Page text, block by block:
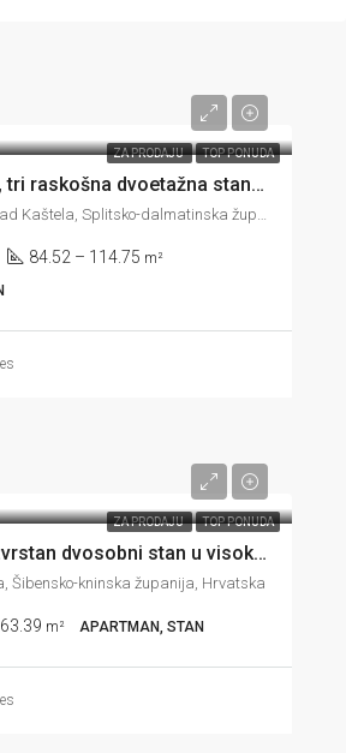
ZA PRODAJU TOP PONUDA
Kaštel Štafilić, tri raskošna dvoetažna stana u trećem redu do mora, 84-114 m2
Kaštel Štafilić, Grad Kaštela, Splitsko-dalmatinska županija, 21217, Hrvatska
84.52 – 114.75 m²
ZA PRODAJU TOP PONUDA
Rogoznica, izvrstan dvosobni stan u visokom prizemlju, 60 m od mora, 63 m2
Šibensko-kninska županija, Hrvatska
63.39 m² APARTMAN, STAN